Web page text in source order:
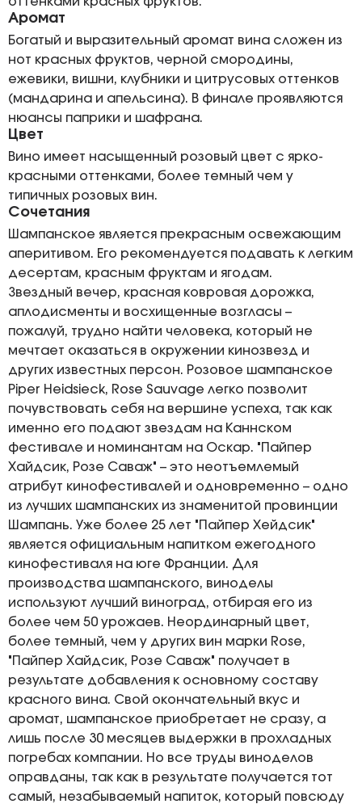
Аромат
Богатый и выразительный аромат вина сложен из
нот красных фруктов, черной смородины,
ежевики, вишни, клубники и цитрусовых оттенков
(мандарина и апельсина). В финале проявляются
нюансы паприки и шафрана.
Цвет
Вино имеет насыщенный розовый цвет с ярко-
красными оттенками, более темный чем у
типичных розовых вин.
Сочетания
Шампанское является прекрасным освежающим
аперитивом. Его рекомендуется подавать к легким
десертам, красным фруктам и ягодам.
Звездный вечер, красная ковровая дорожка,
аплодисменты и восхищенные возгласы –
пожалуй, трудно найти человека, который не
мечтает оказаться в окружении кинозвезд и
других известных персон. Розовое шампанское
Piper Heidsieck, Rose Sauvage легко позволит
почувствовать себя на вершине успеха, так как
именно его подают звездам на Каннском
фестивале и номинантам на Оскар. "Пайпер
Хайдсик, Розе Саваж" – это неотъемлемый
атрибут кинофестивалей и одновременно – одно
из лучших шампанских из знаменитой провинции
Шампань. Уже более 25 лет "Пайпер Хейдсик"
является официальным напитком ежегодного
кинофестиваля на юге Франции. Для
производства шампанского, виноделы
используют лучший виноград, отбирая его из
более чем 50 урожаев. Неординарный цвет,
более темный, чем у других вин марки Rose,
"Пайпер Хайдсик, Розе Саваж" получает в
результате добавления к основному составу
красного вина. Свой окончательный вкус и
аромат, шампанское приобретает не сразу, а
лишь после 30 месяцев выдержки в прохладных
погребах компании. Но все труды виноделов
оправданы, так как в результате получается тот
самый, незабываемый напиток, который повсюду